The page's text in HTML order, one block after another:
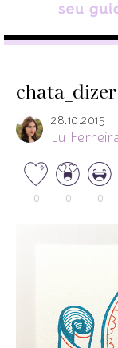
28.10.2015
Lu
0 0 0